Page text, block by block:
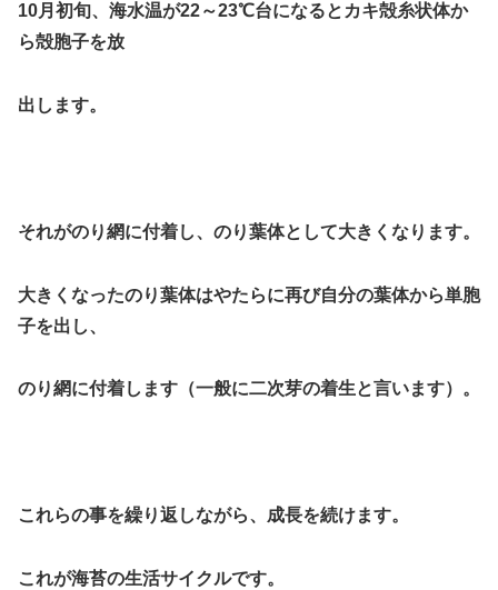
10月初旬、海水温が22～23℃台になると カキ殻糸状体か
ら殻胞子を放
出 します。
それがのり網に付着し、のり葉体として大きく なります。
大きくなったのり葉体はやたらに再び自分の葉体から単胞
子を出し、
のり網に付着します（一般に二次芽の着生と言います）。
これらの事を繰り返しながら、成長を続けます。
これが海苔の生活サイクルです。